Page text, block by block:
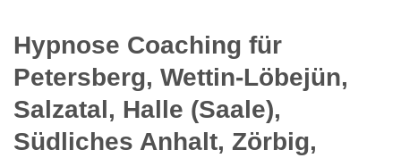
Hypnose Coaching für
Petersberg, Wettin-Löbejün,
Salzatal, Halle (Saale),
Südliches Anhalt, Zörbig,